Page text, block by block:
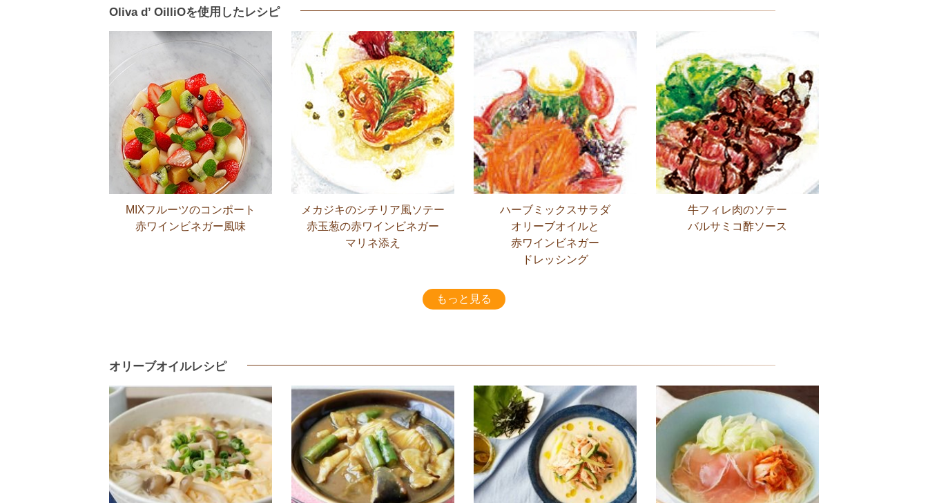
Oliva d’ OilliOを使用したレシピ
MIXフルーツのコンポート
赤ワイン ビネガー風味
メカジキのシチリア風ソテー
赤玉葱の赤ワインビネガー
マリネ添え
ハーブミックスサラダ
オリーブオイルと
赤ワインビネガー
ドレッシング
牛フィレ肉のソテー
バルサミコ酢ソース
もっと見る
オリーブオイルレシピ